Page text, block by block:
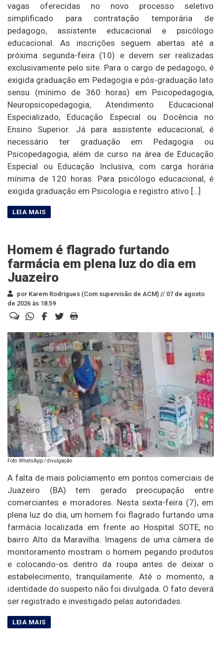
vagas oferecidas no novo processo seletivo
simplificado para contratação temporária de
pedagogo, assistente educacional e psicólogo
educacional. As inscrições seguem abertas até a
próxima segunda-feira (10) e devem ser realizadas
exclusivamente pelo site. Para o cargo de pedagogo, é
exigida graduação em Pedagogia e pós-graduação lato
sensu (mínimo de 360 horas) em Psicopedagogia,
Neuropsicopedagogia, Atendimento Educacional
Especializado, Educação Especial ou Docência no
Ensino Superior. Já para assistente educacional, é
necessário ter graduação em Pedagogia ou
Psicopedagogia, além de curso na área de Educação
Especial ou Educação Inclusiva, com carga horária
mínima de 120 horas. Para psicólogo educacional, é
exigida graduação em Psicologia e registro ativo […]
Homem é flagrado furtando
farmácia em plena luz do dia em
Juazeiro
por Karem Rodrigues (Com supervisão de ACM) // 07 de agosto
de 2026 às 18:59
Foto: WhatsApp / divulgação
A falta de mais policiamento em pontos comerciais de
Juazeiro (BA) tem gerado preocupação entre
comerciantes e moradores. Nesta sexta-feira (7), em
plena luz do dia, um homem foi flagrado furtando uma
farmácia localizada em frente ao Hospital SOTE, no
bairro Alto da Maravilha. Imagens de uma câmera de
monitoramento mostram o homem pegando produtos
e colocando-os dentro da roupa antes de deixar o
estabelecimento, tranquilamente. Até o momento, a
identidade do suspeito não foi divulgada. O fato deverá
ser registrado e investigado pelas autoridades.